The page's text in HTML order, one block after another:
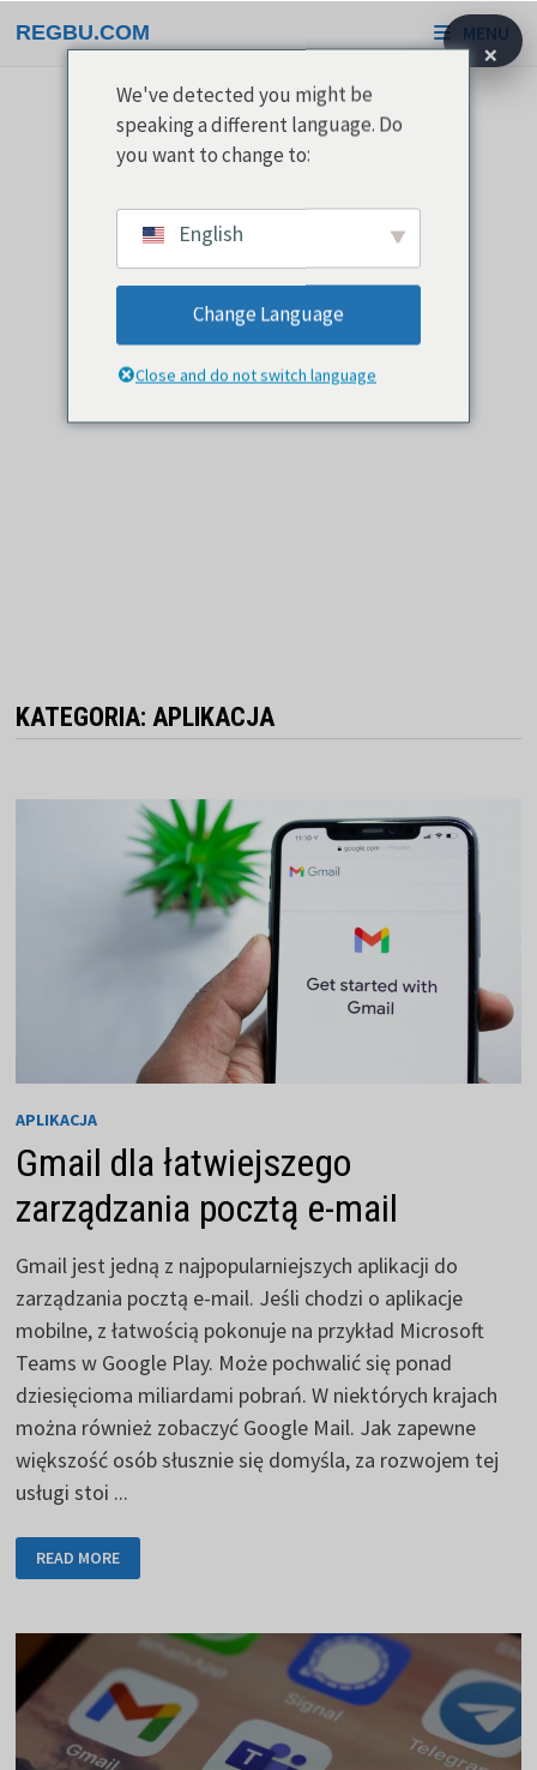
do
REGBU.COM MENU
KATEGORIA:APLIKACJA
APLIKACJA
Gmail dla łatwiejszego
zarządzania pocztą e-mail
Gmail jest jedną z najpopularniejszych aplikacji do
zarządzania pocztą e-mail. Jeśli chodzi o aplikacje
mobilne, z łatwością pokonuje na przykład Microsoft
Teams w Google Play. Może pochwalić się ponad
dziesięcioma miliardami pobrań. W niektórych krajach
można również zobaczyć Google Mail. Jak zapewne
większość osób słusznie się domyśla, za rozwojem tej
usługi stoi ...
GMAIL
DLA
ŁATWIEJSZEGO
E-
MAIL
READ MORE
×
We've detected you might be
speaking a different language. Do
you want to change to:
English
Change Language
Close and do not switch language